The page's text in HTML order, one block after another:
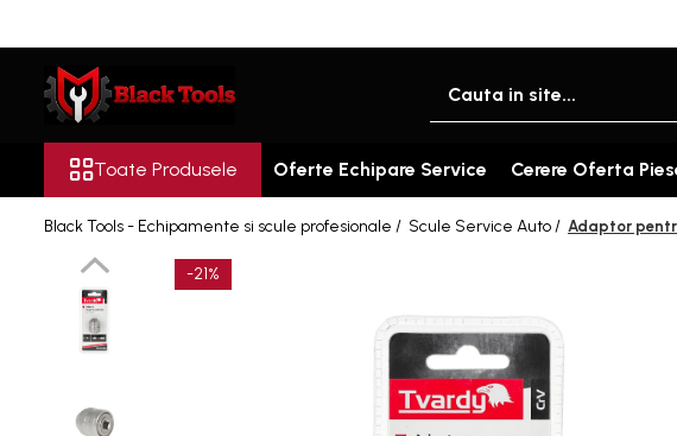
Toate Produsele
Scule Service Auto
Chei Si Truse De Chei
Chei combinate
Chei Combinate Cu Clichet
Chei Cotite
Chei speciale
Clesti Si Seturi De Clesti
Clesti pentru sigurante
Toate Produsele Oferte Echipare Service Cerere Oferta
Black Tools - Echipamente si scule profesionale / Scule Service Auto / Adaptor
-21%